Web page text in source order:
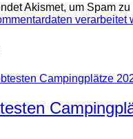
Akismet, um Spam
verarbeitet